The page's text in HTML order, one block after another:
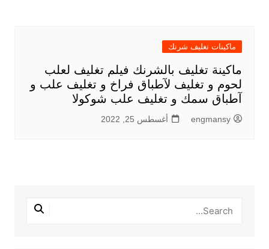
ماكينات تغليف شرنك
ماكينة تغليف بالشرنك فيلم تغليف لعلب
لحوم و تغليف لآطباق فراخ و تغليف علب و
آطباق سمك و تغليف علب شوكولا
engmansy أغسطس 25, 2022